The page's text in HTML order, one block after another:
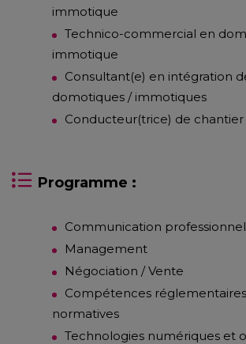
immotique
Technico-commercial en
immotique
Consultant(e) en intégration
domotiques / immotiques
Conducteur(trice) de
Programme :
Communication
Management
Négociation / Vente
Compétences
normatives
Technologies numériques et